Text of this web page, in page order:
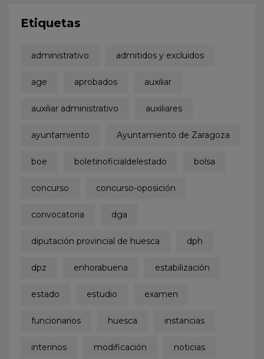
Etiquetas
administrativo admitidos y excluidos
age aprobados auxiliar
auxiliar administrativo auxiliares
ayuntamiento Ayuntamiento de Zaragoza
boe boletinoficialdelestado bolsa
concurso concurso-oposición
convocatoria dga
diputación provincial de huesca dph
dpz enhorabuena estabilización
estado estudio examen
funcionarios huesca instancias
interinos modificación noticias